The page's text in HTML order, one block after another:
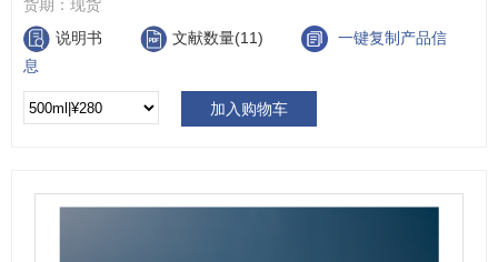
货期： 现货
说明书
文献数量(11)
一键复制产品信
息
加入购物车